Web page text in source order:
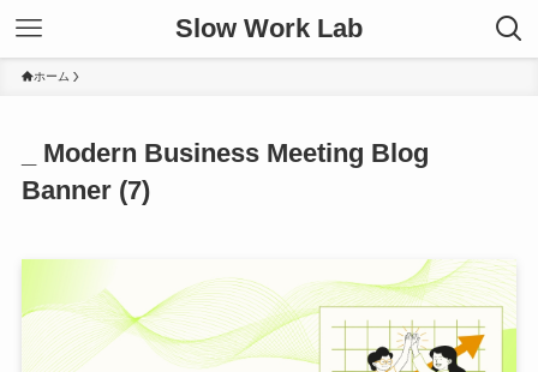
Slow Work Lab
ホーム
_ Modern Business Meeting Blog
Banner (7)